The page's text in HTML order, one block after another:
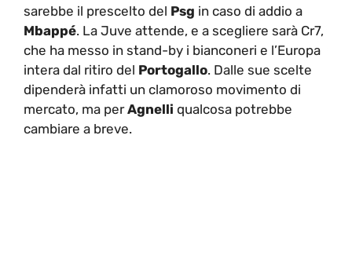
sarebbe il prescelto del Psg in caso di addio a
Mbappé. La Juve attende, e a scegliere sarà Cr7,
che ha messo in stand-by i bianconeri e l’Europa
intera dal ritiro del Portogallo. Dalle sue scelte
dipenderà infatti un clamoroso movimento di
mercato, ma perAgnelli qualcosa potrebbe
cambiare a breve.